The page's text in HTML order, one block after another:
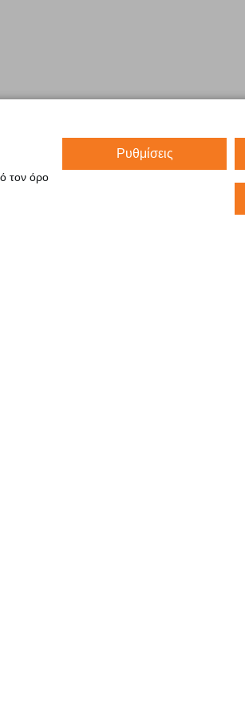
τον όρο
Ρυθμίσεις